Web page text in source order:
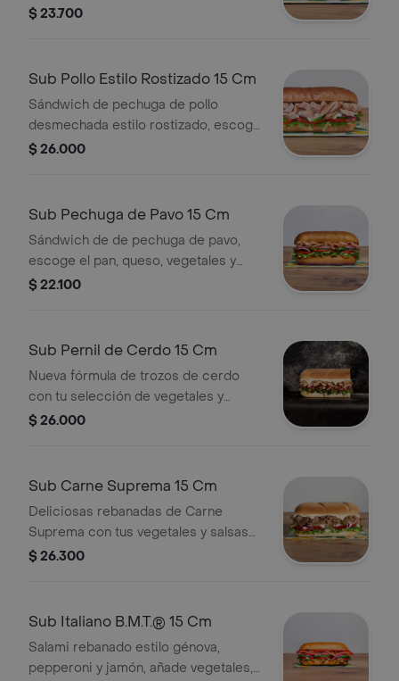
mayonesa, escoge el pan, queso,
$ 23.700
Sub Pollo Estilo Rostizado 15 Cm
Sándwich de pechuga de pollo
desmechada estilo rostizado, escoge
el pan, queso, vegetales y salsas que
$ 26.000
Sub Pechuga de Pavo 15 Cm
Sándwich de de pechuga de pavo,
escoge el pan, queso, vegetales y
salsas que prefieras.
$ 22.100
Sub Pernil de Cerdo 15 Cm
Nueva fórmula de trozos de cerdo
con tu selección de vegetales y
salsas
$ 26.000
Sub Carne Suprema 15 Cm
Deliciosas rebanadas de Carne
Suprema con tus vegetales y salsas
favoritas.
$ 26.300
Sub Italiano B.M.T.® 15 Cm
Salami rebanado estilo génova,
pepperoni y jamón, añade vegetales,